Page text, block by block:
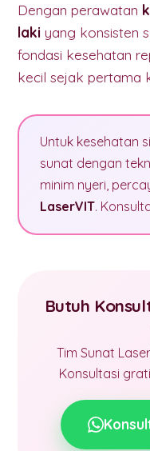
Dengan perawatan
laki yang konsisten
fondasi kesehatan
kecil sejak pertama
Untuk kesehatan
sunat dengan
minim nyeri,
LaserVIT.
Butuh
Tim Sunat
Konsultasi